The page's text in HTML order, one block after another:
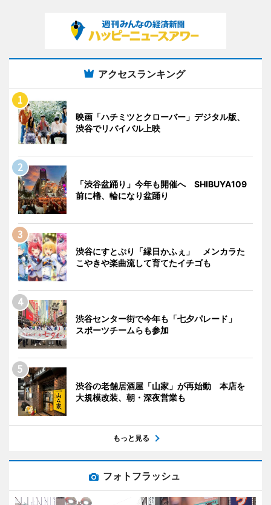
アクセスランキング
映画「ハチミツとクローバー」デジタル版、
渋谷でリバイバル上映
「渋谷盆踊り」今年も開催へ SHIBUYA109
前に櫓、輪になり盆踊り
渋谷にすとぷり「縁日かふぇ」 メンカラた
こやきや楽曲流して育てたイチゴも
渋谷センター街で今年も「七夕パレード」
スポーツチームらも参加
渋谷の老舗居酒屋「山家」が再始動 本店を
大規模改装、朝・深夜営業も
もっと見る
フォトフラッシュ